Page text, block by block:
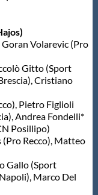
Volarevic (Pro
Gitto (Sport
Cristiano
Pietro Figlioli
Andrea Fondelli*
Posillipo)
Recco), Matteo
Gallo (Sport
Marco Del